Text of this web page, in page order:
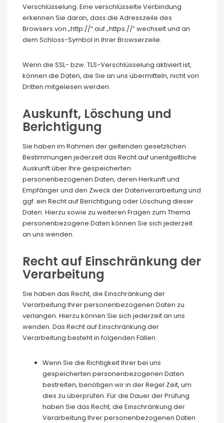
Verschlüsselung. Eine verschlüsselte Verbindung
erkennen Sie daran, dass die Adresszeile des
Browsers von „http://“ auf „https://“ wechselt und an
dem Schloss-Symbol in Ihrer Browserzeile.
Wenn die SSL- bzw. TLS-Verschlüsselung aktiviert ist,
können die Daten, die Sie an uns übermitteln, nicht von
Dritten mitgelesen werden.
Auskunft, Löschung und
Berichtigung
Sie haben im Rahmen der geltenden gesetzlichen
Bestimmungen jederzeit das Recht auf unentgeltliche
Auskunft über Ihre gespeicherten
personenbezogenen Daten, deren Herkunft und
Empfänger und den Zweck der Datenverarbeitung und
ggf. ein Recht auf Berichtigung oder Löschung dieser
Daten. Hierzu sowie zu weiteren Fragen zum Thema
personenbezogene Daten können Sie sich jederzeit
an uns wenden.
Recht auf Einschränkung der
Verarbeitung
Sie haben das Recht, die Einschränkung der
Verarbeitung Ihrer personenbezogenen Daten zu
verlangen. Hierzu können Sie sich jederzeit an uns
wenden. Das Recht auf Einschränkung der
Verarbeitung besteht in folgenden Fällen:
Wenn Sie die Richtigkeit Ihrer bei uns
gespeicherten personenbezogenen Daten
bestreiten, benötigen wir in der Regel Zeit, um
dies zu überprüfen. Für die Dauer der Prüfung
haben Sie das Recht, die Einschränkung der
Verarbeitung Ihrer personenbezogenen Daten